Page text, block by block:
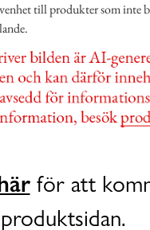
till produkter som inte
för att
produktsidan.